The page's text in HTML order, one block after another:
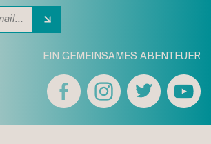
EIN GEMEINSAMES ABENTEUER